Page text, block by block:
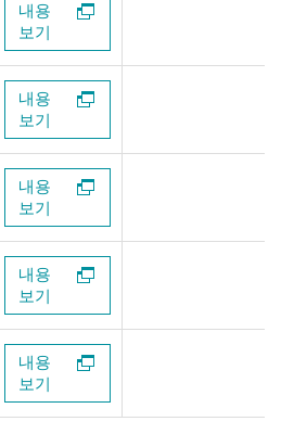
내용
보기
내용
보기
내용
보기
내용
보기
내용
보기